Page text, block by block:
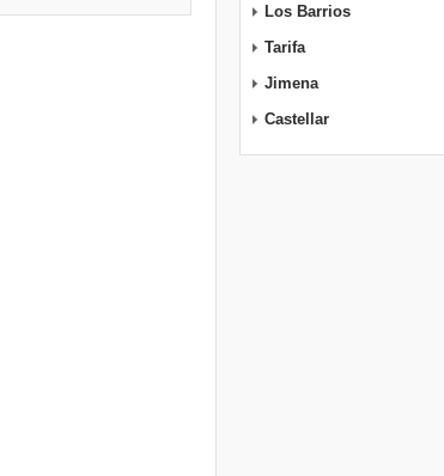
Los Barrios
Tarifa
Jimena
Castellar